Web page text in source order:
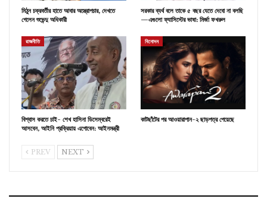
মিঠুন চক্রবর্তীর হাতে আবার অস্ত্রোপচার, দেখতে
গেলেন শুভেন্দু অধিকারী
সরকার ব্যর্থ বলে তাকে ৫ বছর যেতে দেবো না বলছি
—এগুলো ফ্যাসিস্টের ভাষা: মির্জা ফখরুল
রাজনীতি
বিশ্বাস করতে চাই- শেখ হাসিনা ডিসেম্বরেই
আসবেন, আইনি প্রক্রিয়ায় এগোবেন: আইনমন্ত্রী
বিনোদন
কাটছাঁটের পর আওয়ারাপান-২ ছাড়পত্র পেয়েছে
PREV NEXT